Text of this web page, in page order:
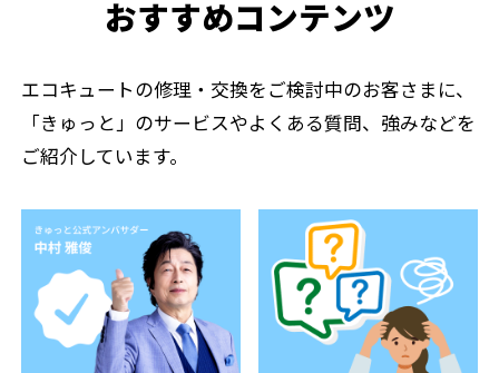
おすすめコンテンツ
エコキュートの修理・交換をご検討中のお客さまに、
「きゅっと」のサービスやよくある質問、強みなどを
ご紹介しています。